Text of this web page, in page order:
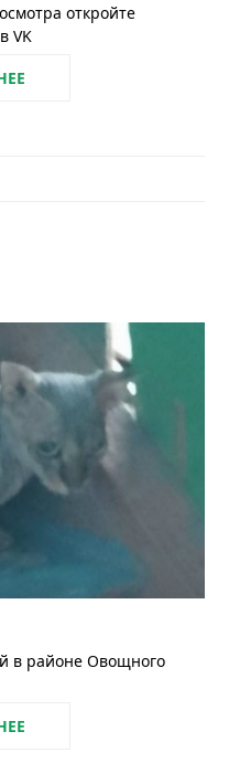
откройте
VK
в районе Овощного